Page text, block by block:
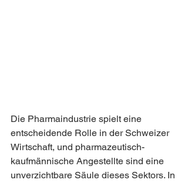
Die Pharmaindustrie spielt eine
entscheidende Rolle in der Schweizer
Wirtschaft, und pharmazeutisch-
kaufmännische Angestellte sind eine
unverzichtbare Säule dieses Sektors. In